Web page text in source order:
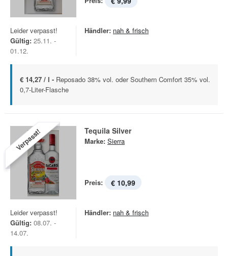
Leider verpasst!
Gültig: 25.11. -
01.12.
Händler: nah & frisch
€ 14,27 / l - Reposado 38% vol. oder Southern Comfort 35% vol.
0,7-Liter-Flasche
Verpasst! Tequila Silver
Marke: Sierra
Preis: € 10,99
Leider verpasst!
Gültig: 08.07. -
14.07.
Händler: nah & frisch